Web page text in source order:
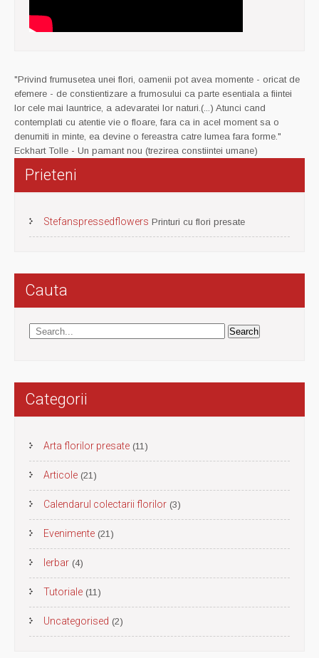
"Privind frumusetea unei flori, oamenii pot avea momente - oricat de
efemere - de constientizare a frumosului ca parte esentiala a fiintei
lor cele mai launtrice, a adevaratei lor naturi.(...) Atunci cand
contemplati cu atentie vie o floare, fara ca in acel moment sa o
denumiti in minte, ea devine o fereastra catre lumea fara forme."
Eckhart Tolle - Un pamant nou (trezirea constiintei umane)
Prieteni
Stefanspressedflowers Printuri cu flori presate
Cauta
Categorii
Arta florilor presate (11)
Articole (21)
Calendarul colectarii florilor (3)
Evenimente (21)
Ierbar (4)
Tutoriale (11)
Uncategorised (2)